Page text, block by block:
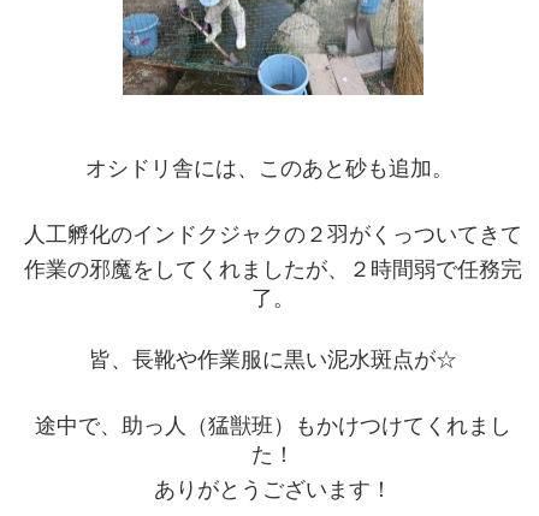
オシドリ舎には、このあと砂も追加。
人工孵化のインドクジャクの２羽がくっついてきて
作業の邪魔をしてくれましたが、２時間弱で任務完
了。
皆、長靴や作業服に黒い泥水斑点が☆
途中で、助っ人（猛獣班）もかけつけてくれまし
た！
ありがとうございます！